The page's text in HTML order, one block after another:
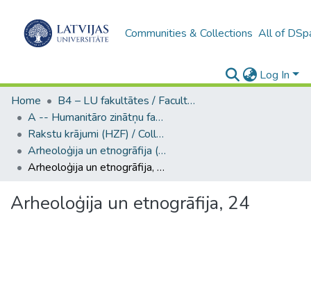
Communities & Collections All of
Log In
Home
B4 – LU fakultātes / Faculties of the UL
A -- Humanitāro zinātņu fakultāte / Faculty of Humanities
Rakstu krājumi (HZF) / Collections of articles
Arheoloģija un etnogrāfija (HZF)
Arheoloģija un etnogrāfija, 24
Arheoloģija un etnogrāfija, 24